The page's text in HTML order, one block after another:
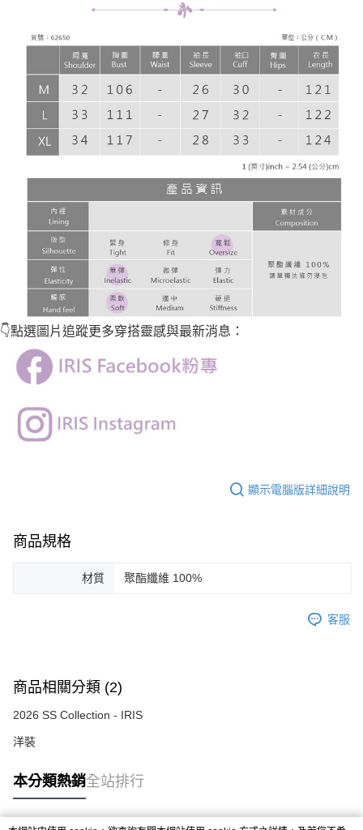
👇點選圖片追蹤更多穿搭靈感與最新消息：
顯示電腦版詳細說明
商品規格
材質 聚酯纖維 100%
客服
商品相關分類 (2)
2026 SS Collection - IRIS
洋裝
本分類熱銷全站排行